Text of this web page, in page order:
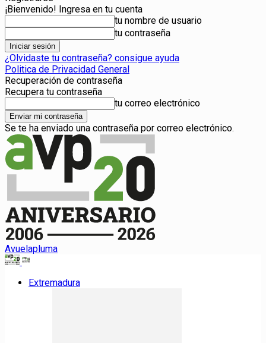
¡Bienvenido! Ingresa en tu cuenta
tu nombre de usuario
tu contraseña
¿Olvidaste tu contraseña? consigue ayuda
Politica de Privacidad General
Recuperación de contraseña
Recupera tu contraseña
tu correo electrónico
Se te ha enviado una contraseña por correo electrónico.
Avuelapluma
Extremadura